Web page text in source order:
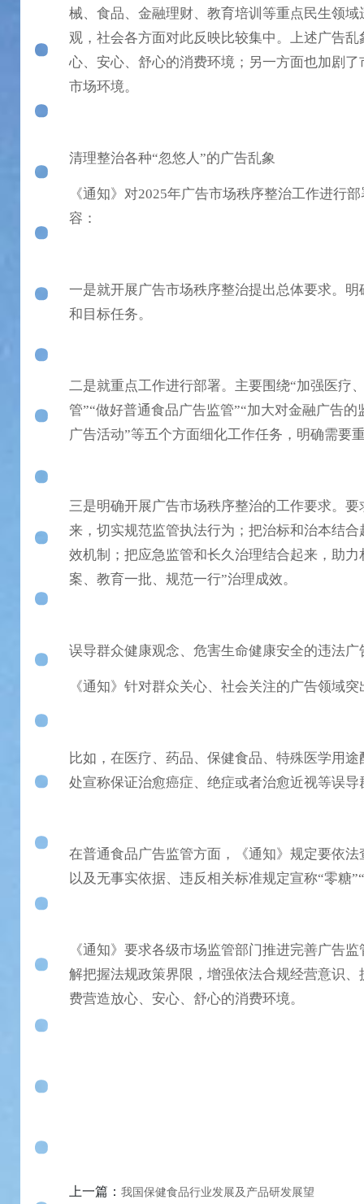
械、食品、金融理财、教育培训等重点民生领
观，社会各方面对此反映比较集中。上述广告
心、安心、舒心的消费环境；另一方面也加剧
市场环境。
清理整治各种“忽悠人”的广告乱象
《通知》对2025年广告市场秩序整治工作进行
容：
一是就开展广告市场秩序整治提出总体要求。
和目标任务。
二是就重点工作进行部署。主要围绕“加强医疗
管”“做好普通食品广告监管”“加大对金融广告
广告活动”等五个方面细化工作任务，明确需要
三是明确开展广告市场秩序整治的工作要求。
来，切实规范监管执法行为；把治标和治本结
效机制；把应急监管和长久治理结合起来，助
案、教育一批、规范一行”治理成效。
误导群众健康观念、危害生命健康安全的违法广
《通知》针对群众关心、社会关注的广告领域
比如，在医疗、药品、保健食品、特殊医学用
处宣称保证治愈癌症、绝症或者治愈近视等误
在普通食品广告监管方面，《通知》规定要依
以及无事实依据、违反相关标准规定宣称“零糖
《通知》要求各级市场监管部门推进完善广告
解把握法规政策界限，增强依法合规经营意识
费营造放心、安心、舒心的消费环境。
上一篇： 我国保健食品行业发展及产品研发展望